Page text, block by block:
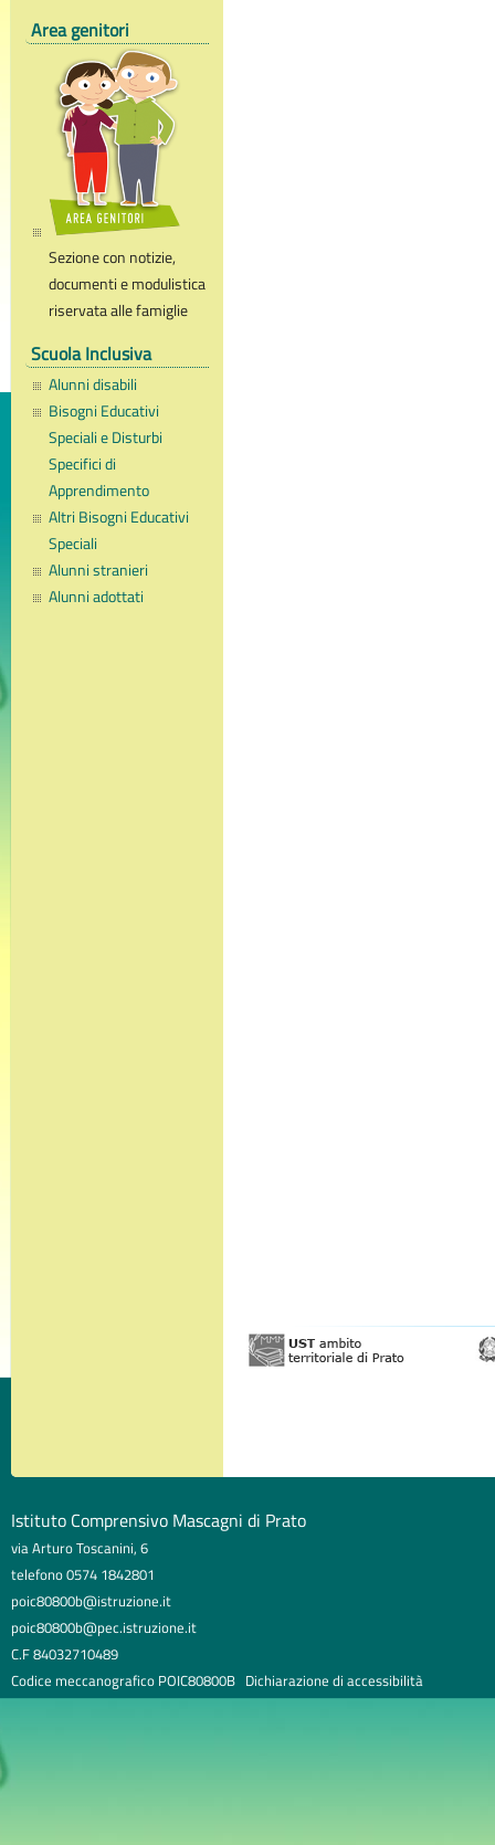
Area genitori
Sezione con notizie,
documenti e modulistica
riservata alle famiglie
Scuola Inclusiva
Alunni disabili
Bisogni Educativi
Speciali e Disturbi
Specifici di
Apprendimento
Altri Bisogni Educativi
Speciali
Alunni stranieri
Alunni adottati
Istituto Comprensivo Mascagni di Prato
via Arturo Toscanini, 6
telefono 0574 1842801
poic80800b@istruzione.it
poic80800b@pec.istruzione.it
C.F 84032710489
Codice meccanografico POIC80800B Dichiarazione di accessibilità